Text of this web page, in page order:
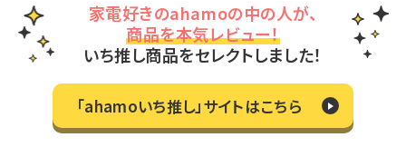
家電好きのahamoの中の人が、
商品を本気レビュー！
いち推し商品をセレクトしました！
「ahamoいち推し」サイトはこちら